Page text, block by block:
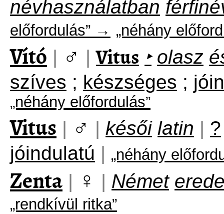
névhasználatban
előfordulás” → „néhány
Vító | ♂ | Vitus ‣ olasz
szíves ; készséges ;
„néhány előfordulás”
Vitus | ♂ | késői latin | ?
jóindulatú | „néhány
Zenta | ♀ | Német
„rendkívül ritka”